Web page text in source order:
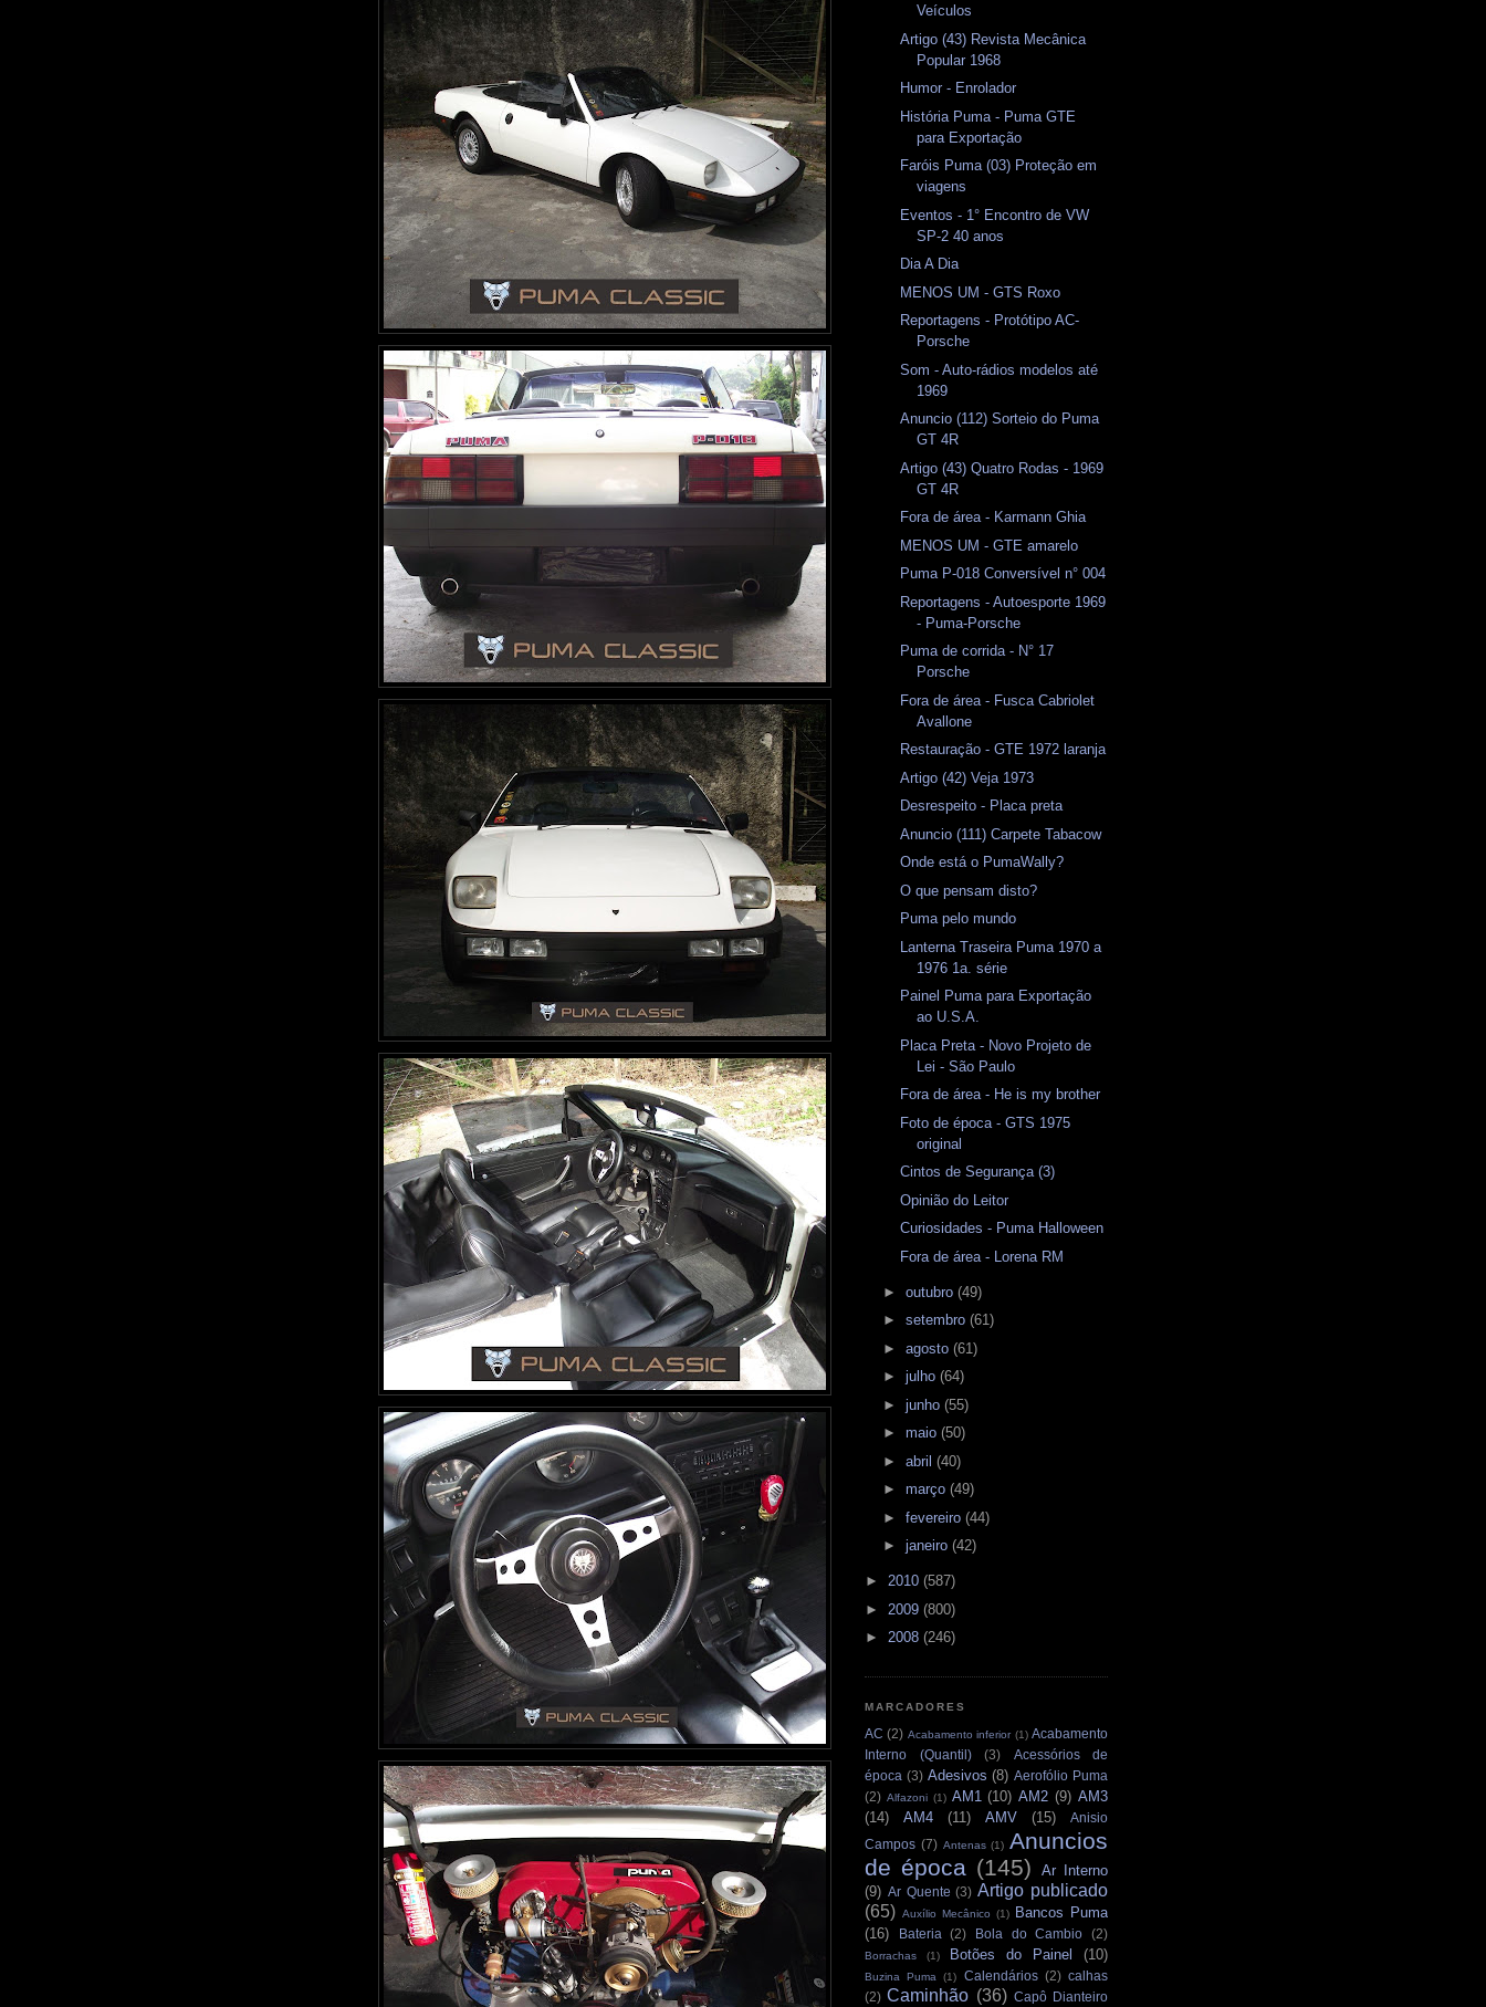
Veículos
Artigo (43) Revista Mecânica
Popular 1968
Humor - Enrolador
História Puma - Puma GTE
para Exportação
Faróis Puma (03) Proteção em
viagens
Eventos - 1° Encontro de VW
SP-2 40 anos
Dia A Dia
MENOS UM - GTS Roxo
Reportagens - Protótipo AC-
Porsche
Som - Auto-rádios modelos até
1969
Anuncio (112) Sorteio do Puma
GT 4R
Artigo (43) Quatro Rodas - 1969
GT 4R
Fora de área - Karmann Ghia
MENOS UM - GTE amarelo
Puma P-018 Conversível n° 004
Reportagens - Autoesporte 1969
- Puma-Porsche
Puma de corrida - N° 17
Porsche
Fora de área - Fusca Cabriolet
Avallone
Restauração - GTE 1972 laranja
Artigo (42) Veja 1973
Desrespeito - Placa preta
Anuncio (111) Carpete Tabacow
Onde está o PumaWally?
O que pensam disto?
Puma pelo mundo
Lanterna Traseira Puma 1970 a
1976 1a. série
Painel Puma para Exportação
ao U.S.A.
Placa Preta - Novo Projeto de
Lei - São Paulo
Fora de área - He is my brother
Foto de época - GTS 1975
original
Cintos de Segurança (3)
Opinião do Leitor
Curiosidades - Puma Halloween
Fora de área - Lorena RM
► outubro (49)
► setembro (61)
► agosto (61)
► julho (64)
► junho (55)
► maio (50)
► abril (40)
► março (49)
► fevereiro (44)
► janeiro (42)
► 2010 (587)
► 2009 (800)
► 2008 (246)
MARCADORES
AC (2) Acabamento inferior (1) Acabamento
Interno (Quantil)
(3)
Acessórios de
época (3) Adesivos (8) Aerofólio Puma
(2) Alfazoni (1) AM1 (10) AM2 (9) AM3
(14)
AM4 (11) AMV (15)
Anisio
Campos (7) Antenas (1) Anuncios
de época (145)
Ar Interno
(9) Ar Quente (3) Artigo publicado
(65) Auxílio Mecânico (1)
Bancos Puma
(16)
Bateria (2) Bola do Cambio (2)
Borrachas (1) Botões do Painel (10)
Buzina Puma (1) Calendários (2) calhas
(2) Caminhão (36) Capô Dianteiro